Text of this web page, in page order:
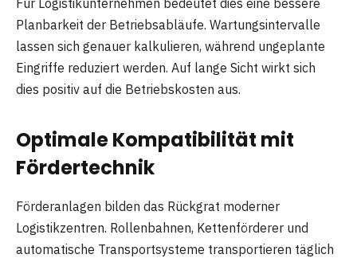
Für Logistikunternehmen bedeutet dies eine bessere
Planbarkeit der Betriebsabläufe. Wartungsintervalle
lassen sich genauer kalkulieren, während ungeplante
Eingriffe reduziert werden. Auf lange Sicht wirkt sich
dies positiv auf die Betriebskosten aus.
Optimale Kompatibilität mit
Fördertechnik
Förderanlagen bilden das Rückgrat moderner
Logistikzentren. Rollenbahnen, Kettenförderer und
automatische Transportsysteme transportieren täglich